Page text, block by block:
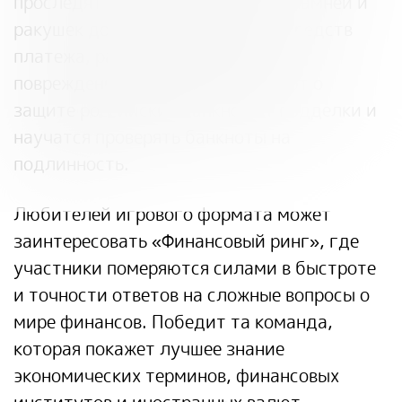
ракушек до самых современных средств
платежа, разберутся, что делать с
поврежденными деньгами, узнают о
защите российских банкнот от подделки и
научатся проверять банкноты на
подлинность.
Любителей игрового формата может
заинтересовать «Финансовый ринг», где
участники померяются силами в быстроте
и точности ответов на сложные вопросы о
мире финансов. Победит та команда,
которая покажет лучшее знание
экономических терминов, финансовых